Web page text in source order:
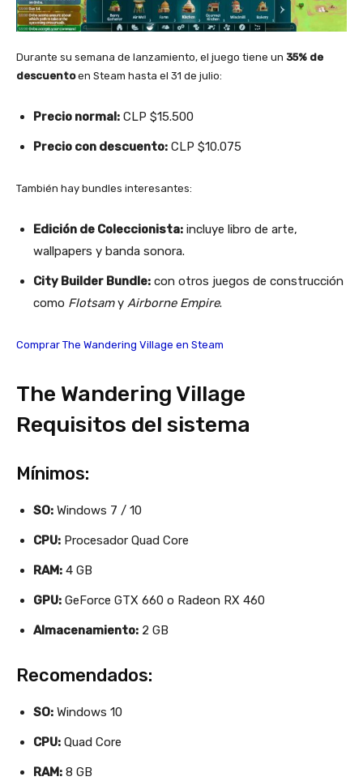
Durante su semana de lanzamiento, el juego tiene un 35% de
descuentoen Steam hasta el 31 de julio:
Precio normal: CLP $15.500
Precio con descuento: CLP $10.075
También hay bundles interesantes:
Edición de Coleccionista: incluye libro de arte,
wallpapers y banda sonora.
City Builder Bundle: con otros juegos de construcción
como Flotsamy Airborne Empire.
Comprar The Wandering Village en Steam
The Wandering Village
Requisitos del sistema
Mínimos:
SO: Windows 7 / 10
CPU: Procesador Quad Core
RAM: 4 GB
GPU: GeForce GTX 660 o Radeon RX 460
Almacenamiento: 2 GB
Recomendados:
SO: Windows 10
CPU: Quad Core
RAM: 8 GB